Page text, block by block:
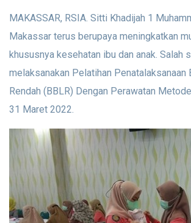
MAKASSAR, RSIA. Sitti Khadijah 1
Makassar terus berupaya meningkatkan
khususnya kesehatan ibu dan anak. Salah
melaksanakan Pelatihan Penatalaksanaan
Rendah (BBLR) Dengan Perawatan
31 Maret 2022.